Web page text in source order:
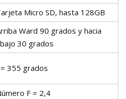
Micro SD, hasta 128GB
Ward 90 grados y hacia
30 grados
355 grados
F = 2,4